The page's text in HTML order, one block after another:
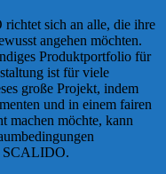
sich an alle, die ihre
angehen möchten.
Produktportfolio für
ist für viele
große Projekt, indem
und in einem fairen
machen möchte, kann
SCALIDO.